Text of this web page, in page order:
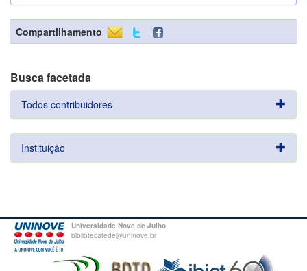
Compartilhamento
Busca facetada
Todos contribuidores
Instituição
Universidade Nove de Julho
bibliotecatede@uninove.br